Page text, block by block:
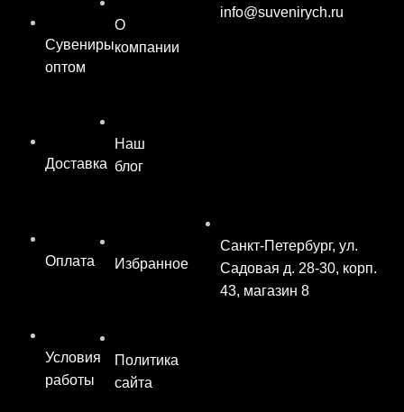
Сувениры
оптом
Доставка
Оплата
Условия
работы
О
компании
Наш
блог
Избранное
Политика
сайта
info@suvenirych.ru
Санкт-Петербург, ул.
Садовая д. 28-30, корп.
43, магазин 8